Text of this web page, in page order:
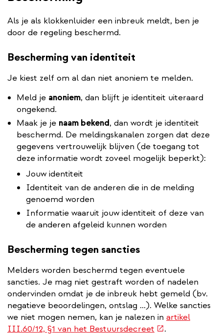
Als je als klokkenluider een inbreuk meldt, ben je
door de regeling beschermd.
Bescherming van identiteit
Je kiest zelf om al dan niet anoniem te melden.
Meld je anoniem, dan blijft je identiteit uiteraard
ongekend.
Maak je je naam bekend, dan wordt je identiteit
beschermd. De meldingskanalen zorgen dat deze
gegevens vertrouwelijk blijven (de toegang tot
deze informatie wordt zoveel mogelijk beperkt):
Jouw identiteit
Identiteit van de anderen die in de melding
genoemd worden
Informatie waaruit jouw identiteit of deze van
de anderen afgeleid kunnen worden
Bescherming tegen sancties
Melders worden beschermd tegen eventuele
sancties. Je mag niet gestraft worden of nadelen
ondervinden omdat je de inbreuk hebt gemeld (bv.
negatieve beoordelingen, ontslag ...). Welke sancties
we niet mogen nemen, kan je nalezen in artikel
III.60/12, §1 van het Bestuursdecreet (externe
.